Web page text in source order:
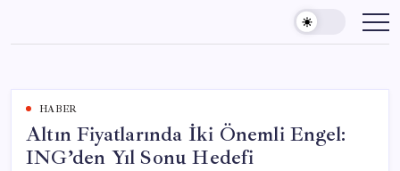
content
HABER
Altın Fiyatlarında İki Önemli Engel:
ING’den Yıl Sonu Hedefi